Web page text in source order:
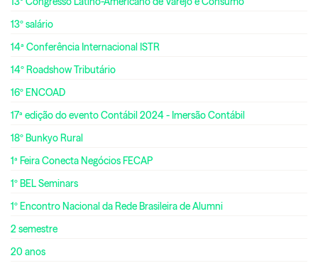
13º salário
14ª Conferência Internacional ISTR
14º Roadshow Tributário
16º ENCOAD
17ª edição do evento Contábil 2024 - Imersão Contábil
18º Bunkyo Rural
1ª Feira Conecta Negócios FECAP
1º BEL Seminars
1º Encontro Nacional da Rede Brasileira de Alumni
2 semestre
20 anos